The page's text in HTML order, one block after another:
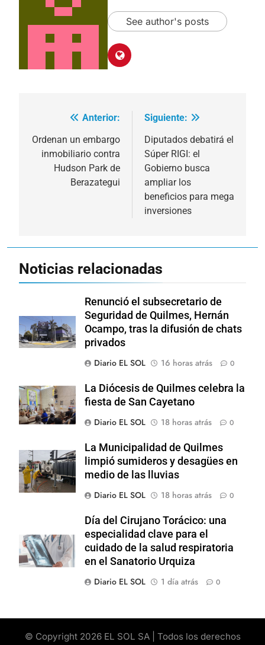
See author's posts
Navegación
de
entradas
Anterior:
Ordenan un embargo
inmobiliario contra
Hudson Park de
Berazategui
Siguiente:
Diputados debatirá el
Súper RIGI: el
Gobierno busca
ampliar los
beneficios para mega
inversiones
Noticias relacionadas
Renunció el subsecretario de
Seguridad de Quilmes, Hernán
Ocampo, tras la difusión de chats
privados
Diario EL SOL
16 horas atrás 0
La Diócesis de Quilmes celebra la
fiesta de San Cayetano
Diario EL SOL
18 horas atrás 0
La Municipalidad de Quilmes
limpió sumideros y desagües en
medio de las lluvias
Diario EL SOL
18 horas atrás 0
Día del Cirujano Torácico: una
especialidad clave para el
cuidado de la salud respiratoria
en el Sanatorio Urquiza
Diario EL SOL
1 día atrás 0
© Copyright 2026 EL SOL SA | Todos los derechos